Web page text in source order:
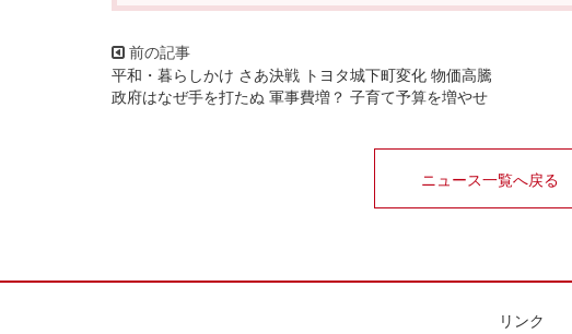
平和・暮らしかけ さあ決戦 トヨタ城下町変化 物価高騰
政府はなぜ手を打たぬ 軍事費増？ 子育て予算を増やせ
ニュース一覧へ戻る
リンク